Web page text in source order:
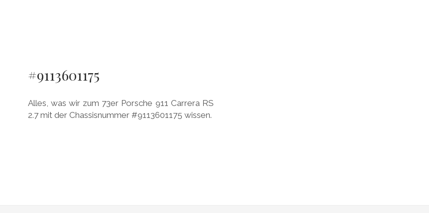
#9113601175
Alles, was wir zum 73er Porsche 911 Carrera RS
2.7 mit der Chassisnummer #9113601175 wissen.